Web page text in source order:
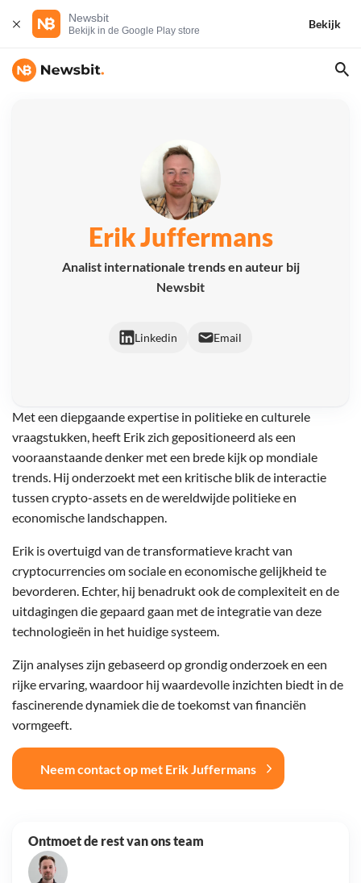
Newsbit
Bekijk in de Google Play store
Bekijk
Erik Juffermans
Analist internationale trends en auteur bij
Newsbit
Linkedin Email
Met een diepgaande expertise in politieke en culturele
vraagstukken, heeft Erik zich gepositioneerd als een
vooraanstaande denker met een brede kijk op mondiale
trends. Hij onderzoekt met een kritische blik de interactie
tussen crypto-assets en de wereldwijde politieke en
economische landschappen.
Erik is overtuigd van de transformatieve kracht van
cryptocurrencies om sociale en economische gelijkheid te
bevorderen. Echter, hij benadrukt ook de complexiteit en de
uitdagingen die gepaard gaan met de integratie van deze
technologieën in het huidige systeem.
Zijn analyses zijn gebaseerd op grondig onderzoek en een
rijke ervaring, waardoor hij waardevolle inzichten biedt in de
fascinerende dynamiek die de toekomst van financiën
vormgeeft.
Neem contact op met Erik Juffermans
Ontmoet de rest van ons team